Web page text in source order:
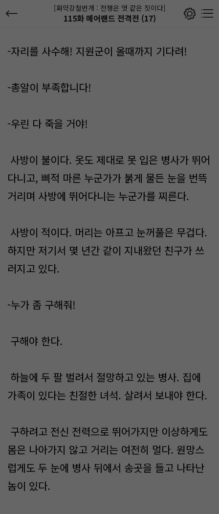
[화약강철번개 : 전쟁은 엿 같은 짓이다]
115화 메어랜드 전격전 (17)
-자리를 사수해! 지원군이 올때까지 기다려!
-총알이 부족합니다!
-우린 다 죽을 거야!
사방이 불이다. 옷도 제대로 못 입은 병사가 뛰어
다니고, 삐적 마른 누군가가 붉게 물든 눈을 번뜩
거리며 사방에 뛰어다니는 누군가를 찌른다.
사방이 적이다. 머리는 아프고 눈꺼풀은 무겁다.
하지만 저기서 몇 년간 같이 지내왔던 친구가 쓰
러지고 있다.
-누가 좀 구해줘!
구해야 한다.
하늘에 두 팔 벌려서 절망하고 있는 병사. 집에
가족이 있다는 친절한 녀석. 살려서 보내야 한다.
구하려고 전신 전력으로 뛰어가지만 이상하게도
몸은 나아가지 않고 거리는 여전히 멀다. 원망스
럽게도 두 눈에 병사 뒤에서 송곳을 들고 나타난
놈이 있다.